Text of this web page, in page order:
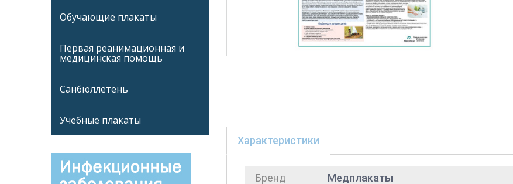
Обучающие плакаты
Первая реанимационная и
медицинская помощь
Санбюллетень
Учебные плакаты
Характеристики
Бренд
Медплакаты